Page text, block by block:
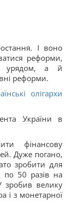
І воно
реформи,
урядом, а й
реформи.
олігархи
України в
фінансову
Дуже погано,
зробити для
50 разів на
зробив велику
і з монетарної